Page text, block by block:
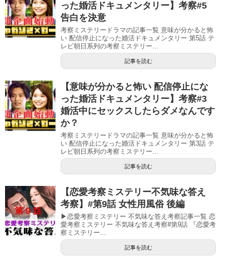
った婚活ドキュメンタリー】考察#5
告白を決意
考察ミステリードラマの記事一覧 意味が分かると怖
い 配信停止になった婚活ドキュメンタリー 第5話 テ
レビ朝日系列の考察ミステリー...
記事を読む
【意味が分かると怖い 配信停止にな
った婚活ドキュメンタリー】考察#3
婚活中にセックスしたらダメなんです
か？
考察ミステリードラマの記事一覧 意味が分かると怖
い 配信停止になった婚活ドキュメンタリー 第3話 テ
レビ朝日系列の考察ミステリー...
記事を読む
【恋愛考察ミステリー不気味な答え
考察】#第9話 女性用風俗 後編
▶恋愛考察ミステリー 不気味な答え考察記事一覧 恋
愛考察ミステリー 不気味な答え考察#第9話 『恋愛考
察ミステリー...
記事を読む